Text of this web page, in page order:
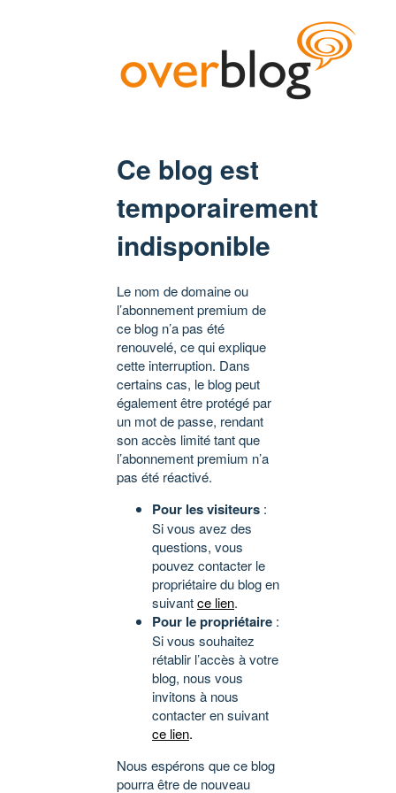
Ce blog est
temporairement
indisponible
Le nom de domaine ou
l’abonnement premium de
ce blog n’a pas été
renouvelé, ce qui explique
cette interruption. Dans
certains cas, le blog peut
également être protégé par
un mot de passe, rendant
son accès limité tant que
l’abonnement premium n’a
pas été réactivé.
Pour les visiteurs :
Si vous avez des
questions, vous
pouvez contacter le
propriétaire du blog en
suivantce lien.
Pour le propriétaire :
Si vous souhaitez
rétablir l’accès à votre
blog, nous vous
invitons à nous
contacter en suivant
ce lien.
Nous espérons que ce blog
pourra être de nouveau